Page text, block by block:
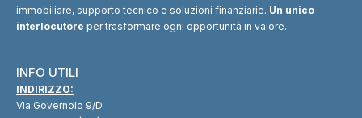
immobiliare, supporto tecnico e soluzioni finanziarie. Un unico
interlocutore per trasformare ogni opportunità in valore.
INFO UTILI
INDIRIZZO:
Via Governolo 9/D